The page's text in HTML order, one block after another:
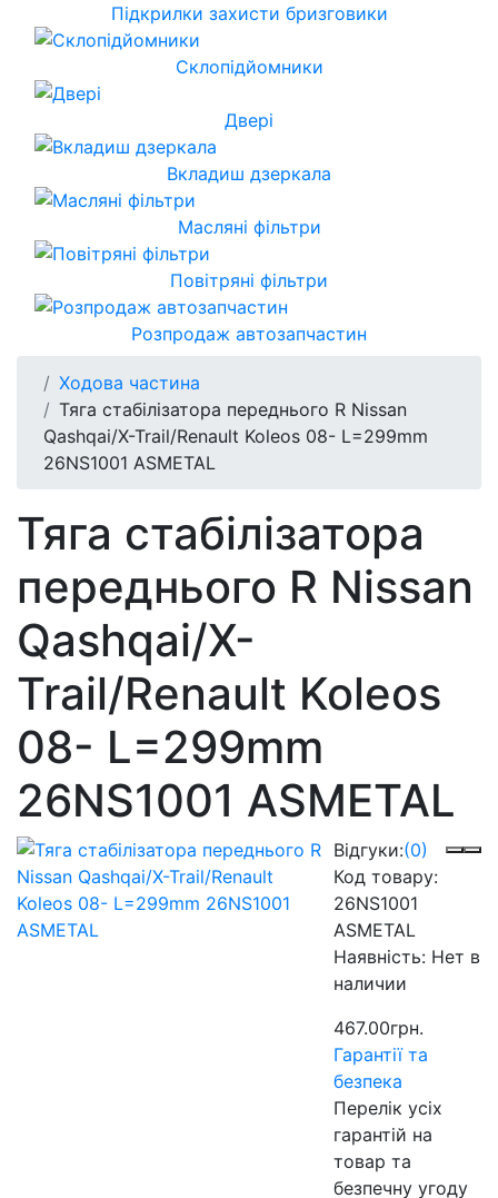
Підкрилки захисти бризговики
Склопідйомники
Двері
Вкладиш дзеркала
Масляні фільтри
Повітряні фільтри
Розпродаж автозапчастин
Ходова частина
Тяга стабілізатора переднього R Nissan
Qashqai/X-Trail/Renault Koleos 08- L=299mm
26NS1001 ASMETAL
Тяга стабілізатора
переднього R Nissan
Qashqai/X-
Trail/Renault Koleos
08- L=299mm
26NS1001 ASMETAL
Відгуки:(0)
Код товару:
26NS1001
ASMETAL
Наявність: Нет в
наличии
467.00грн.
Гарантії та
безпека
Перелік усіх
гарантій на
товар та
безпечну угоду